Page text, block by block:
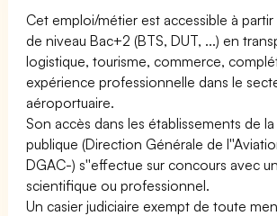
Cet emploi/métier est accessible à
de niveau Bac+2 (BTS, DUT, ...) en
logistique, tourisme, commerce,
expérience professionnelle dans le
aéroportuaire.
Son accès dans les établissements de
publique (Direction Générale de
DGAC-) s''effectue sur concours avec
scientifique ou professionnel.
Un casier judiciaire exempt de toute